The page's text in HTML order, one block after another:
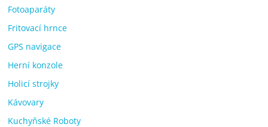
Fotoaparáty
Fritovací hrnce
GPS navigace
Herní konzole
Holicí strojky
Kávovary
Kuchyňské Roboty